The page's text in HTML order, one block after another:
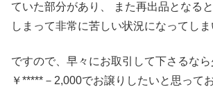
ていた部分があり、 また再出品となる
しまって非常に苦しい状況になってしま
ですので、早々にお取引して下さるな
￥*****－2,000でお譲りしたいと思って